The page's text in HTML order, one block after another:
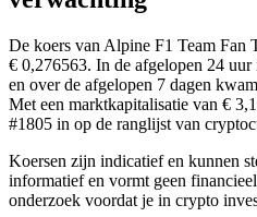
De koers van Alpine F1 Team Fan
€ 0,276563. In de afgelopen 24 uur
en over de afgelopen 7 dagen
Met een marktkapitalisatie van €
#1805 in op de ranglijst van
Koersen zijn indicatief en kunnen
informatief en vormt geen
onderzoek voordat je in crypto